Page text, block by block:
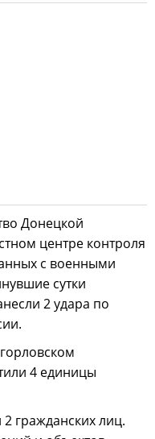
Донецкой
центре контроля
с военными
сутки
2 удара по
4 единицы
гражданских лиц.